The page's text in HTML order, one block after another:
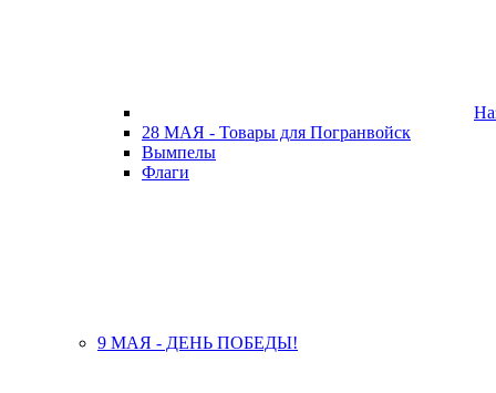
28 МАЯ - Товары для Погранвойск
Вымпелы
Флаги
9 МАЯ - ДЕНЬ ПОБЕДЫ!